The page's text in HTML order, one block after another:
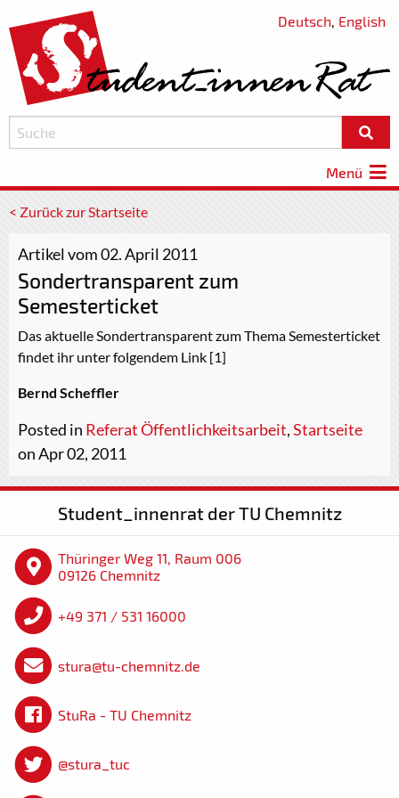
Deutsch, English
Menü
< Zurück zur Startseite
Artikel vom 02. April 2011
Sondertransparent zum
Semesterticket
Das aktuelle Sondertransparent zum Thema Semesterticket
findet ihr unter folgendem Link [1]
Bernd Scheffler
Posted in Referat Öffentlichkeitsarbeit,Startseite
on Apr 02, 2011
Student_innenrat der TU Chemnitz
Thüringer Weg 11, Raum 006
09126 Chemnitz
+49 371 / 531 16000
stura@tu-chemnitz.de
StuRa - TU Chemnitz
@stura_tuc